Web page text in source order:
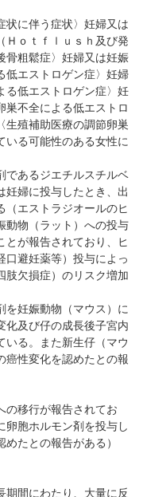
状に伴う症状〉妊婦又は
Ｈｏｔｆｌｕｓｈ及び発
骨粗鬆症〉妊婦又は妊娠
低エストロゲン症〉妊婦
る低エストロゲン症〉妊
巣不全による低エストロ
生殖補助医療の調節卵巣
いる可能性のある女性に
であるジエチルスチルベ
妊婦に投与したとき、出
（エストラジオールのヒ
動物（ラット）への投与
とが報告されており、ヒ
口避妊薬等）投与によっ
肢欠損症）のリスク増加
を妊娠動物（マウス）に
化及び仔の成長後子宮内
いる。また新生仔（マウ
癌性変化を認めたとの報
の移行が報告されてお
卵胞ホルモン剤を投与し
たとの報告がある）
期間にわたり、大量に反